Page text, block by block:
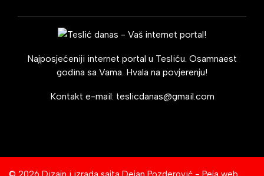
Najposjećeniji internet portal u Tesliću. Osamnaest
godina sa Vama. Hvala na povjerenju!
Kontakt e-mail: teslicdanas@gmail.com